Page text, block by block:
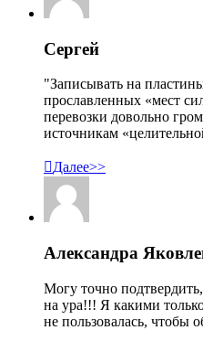
Сергей
"Записывать на
прославленных «мест
перевозки довольно
источникам
Далее>>
Александра
Могу точно
на ура!!! Я какими
не пользовалась, чтобы